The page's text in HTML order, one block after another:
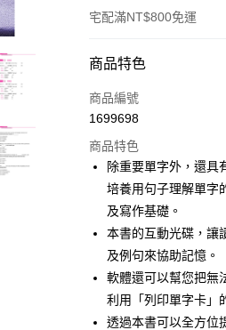
宅配滿NT$800免運
付款方式
信用卡一次付款
Apple Pay
街口支付
悠遊付
ATM付款
運送方式
商品特色
商品編號
1699698
商品特色
除重要單字外，還具
培養用句子理解單字
及寫作基礎。
本書的互動光碟，讓
及例句來協助記憶。
軟體還可以幫您把無
利用「列印單字卡」
透過本書可以全方位